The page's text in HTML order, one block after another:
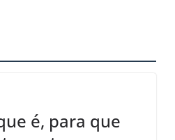
é, para que